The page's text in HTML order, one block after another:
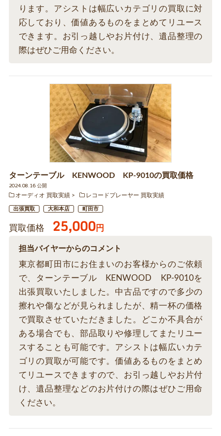
ります。アシストは幅広いカテゴリの買取に対
応しており、価値あるものをまとめてリユース
できます。お引っ越しやお片付け、遺品整理の
際はぜひご用命ください。
ターンテーブル KENWOOD KP-9010の買取価格
2024.08.16 公開
オーディオ 買取実績
レコードプレーヤー 買取実績
出張買取 大和本店 町田市
買取価格 25,000円
担当バイヤーからのコメント
東京都町田市にお住まいのお客様からのご依頼
で、ターンテーブル KENWOOD KP-9010を
出張買取いたしました。中古品ですので多少の
擦れや傷などが見られましたが、精一杯の価格
で買取させていただきました。どこか不具合が
ある場合でも、部品取りや修理してまたリユー
スすることも可能です。アシストは幅広いカテ
ゴリの買取が可能です。価値あるものをまとめ
てリユースできますので、お引っ越しやお片付
け、遺品整理などのお片付けの際はぜひご用命
ください。